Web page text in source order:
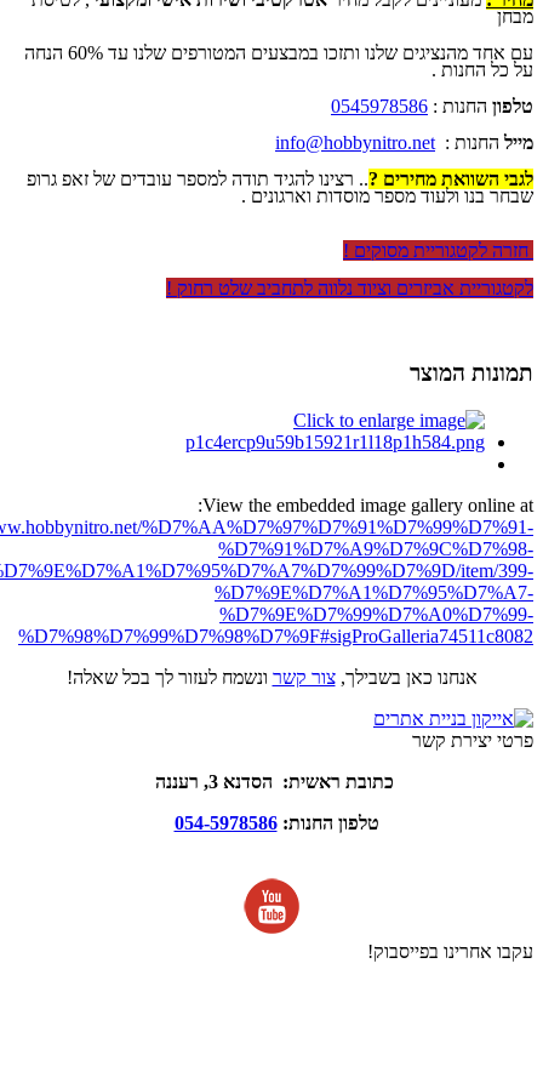
מבחן
עם אחד מהנציגים שלנו ותזכו במבצעים המטורפים שלנו עד 60% הנחה
על כל החנות .
טלפון החנות : 0545978586
מייל החנות : info@hobbynitro.net
לגבי השוואת מחירים ?.. רצינו להגיד תודה למספר עובדים של זאפ גרופ
שבחר בנו ולעוד מספר מוסדות וארגונים .
חזרה לקטגוריית מסוקים !
לקטגוריית אביזרים וציוד נלווה לתחביב שלט רחוק !
תמונות המוצר
View the embedded image gallery online at:
%D7%AA%D7%97%D7%91%D7%99%D7%91-
%D7%91%D7%A9%D7%9C%D7%98-
item/399-
%D7%9E%D7%A1%D7%95%D7%A7-
%D7%9E%D7%99%D7%A0%D7%99-
%D7%98%D7%99%D7%98%D7%9F#sigProGalleria74511c8082
אנחנו כאן בשבילך,צור קשר ונשמח לעזור לך בכל שאלה!
פרטי יצירת קשר
כתובת ראשית: הסדנא 3, רעננה
טלפון החנות:054-5978586
עקבו אחרינו בפייסבוק!